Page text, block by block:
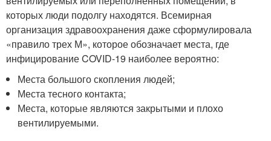
которых люди подолгу находятся. Всемирная
организация здравоохранения даже сформулировала
«правило трех М», которое обозначает места, где
инфицирование COVID-19 наиболее вероятно:
Места большого скопления людей;
Места тесного контакта;
Места, которые являются закрытыми и плохо
вентилируемыми.